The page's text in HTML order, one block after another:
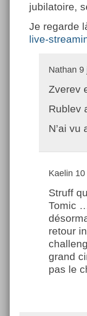
jubilatoire,
Je regarde
live-
Nathan 9
Zverev
Rublev
N’ai vu
Kaelin
Struff
Tomic
retour
grand
pas le